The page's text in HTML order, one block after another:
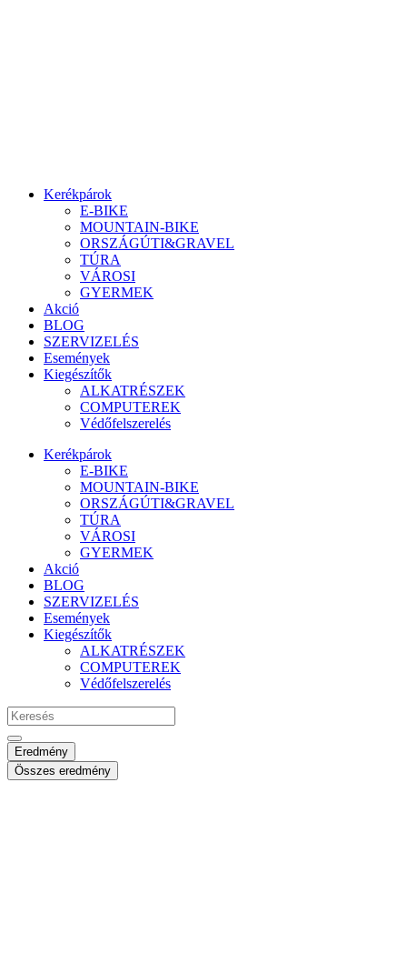
Kerékpárok
E-BIKE
MOUNTAIN-BIKE
ORSZÁGÚTI&GRAVEL
TÚRA
VÁROSI
GYERMEK
Akció
BLOG
SZERVIZELÉS
Események
Kiegészítők
ALKATRÉSZEK
COMPUTEREK
Védőfelszerelés
Kerékpárok
E-BIKE
MOUNTAIN-BIKE
ORSZÁGÚTI&GRAVEL
TÚRA
VÁROSI
GYERMEK
Akció
BLOG
SZERVIZELÉS
Események
Kiegészítők
ALKATRÉSZEK
COMPUTEREK
Védőfelszerelés
Search
...
Eredmény
Összes eredmény